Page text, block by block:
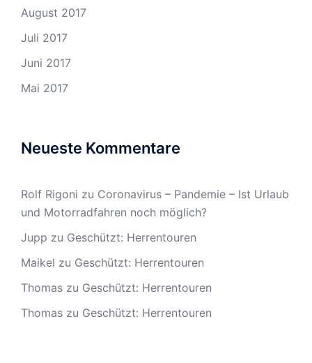
August 2017
Juli 2017
Juni 2017
Mai 2017
Neueste Kommentare
Rolf Rigoni zu Coronavirus – Pandemie – Ist Urlaub
und Motorradfahren noch möglich?
Jupp zu Geschützt: Herrentouren
Maikel zu Geschützt: Herrentouren
Thomas zu Geschützt: Herrentouren
Thomas zu Geschützt: Herrentouren